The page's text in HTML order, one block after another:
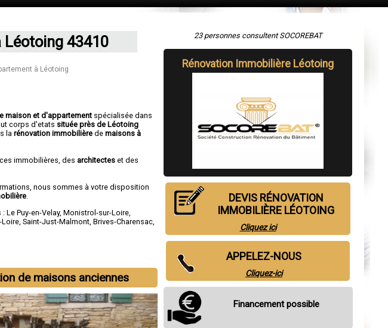
43410
à Léotoing
maison et d'appartement spécialisée dans
corps d'etats située près de Léotoing
larénovation immobilière demaisons à
immobilières, des architectes et des
nous sommes à votre disposition
:Le Puy-en-Velay,Monistrol-sur-Loire
Loire ,Saint-Just-Malmont ,Brives-Charensac
de maisons anciennes
23 personnes consultent SOCOREBAT
Rénovation Immobilière Léotoing
DEVIS RÉNOVATION
IMMOBILIÈRE LÉOTOING
Cliquez ici
APPELEZ-NOUS
Cliquez-ici
Financement possible